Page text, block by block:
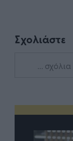
Σχολιάστε
... σχόλια